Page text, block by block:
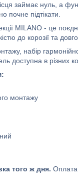
займає нуль, а
почне підтікати.
MILANO - це
до корозії та
набір
доступна в різних
монтажу
того ж дня. Оплата